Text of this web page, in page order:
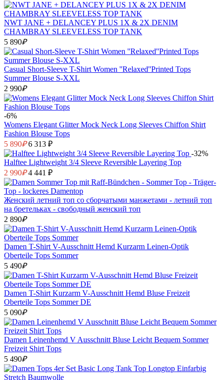
NWT JANE + DELANCEY PLUS 1X & 2X DENIM
CHAMBRAY SLEEVELESS TOP TANK
5 890₽
Casual Short-Sleeve T-Shirt Women ''Relaxed''Printed Tops
Summer Blouse S-XXL
2 990₽
-6%
Womens Elegant Glitter Mock Neck Long Sleeves Chiffon Shirt
Fashion Blouse Tops
5 890₽ 6 313 ₽
-32%
Halftee Lightweight 3/4 Sleeve Reversible Layering Top
2 990₽ 4 441 ₽
Женский летний топ со сборчатыми манжетами - летний топ
на бретельках - свободный женский топ
2 890₽
Damen T-Shirt V-Ausschnitt Hemd Kurzarm Leinen-Optik
Oberteile Tops Sommer
5 490₽
Damen T-Shirt Kurzarm V-Ausschnitt Hemd Bluse Freizeit
Oberteile Tops Sommer DE
5 090₽
Damen Leinenhemd V Ausschnitt Bluse Leicht Bequem Sommer
Freizeit Shirt Tops
5 490₽